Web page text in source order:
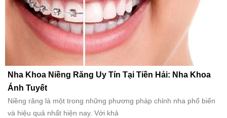
Nha Khoa Niềng Răng Uy Tín Tại Tiền Hải: Nha Khoa
Ánh Tuyết
Niềng răng là một trong những phương pháp chỉnh nha phổ biến
và hiệu quả nhất hiện nay. Với khả